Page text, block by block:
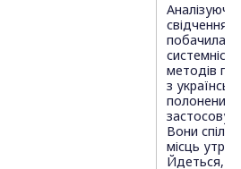
Аналізуючи
свідчення,
побачила
методів
з
застосовує
Вони
місць
Йдеться,